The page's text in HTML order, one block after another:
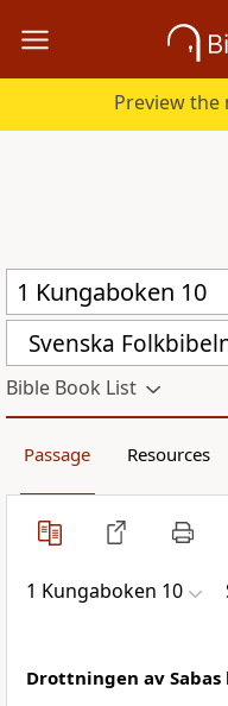
Preview the
Svenska
Bible Book List
Passage Resources
1 Kungaboken 10
Drottningen av Sabas